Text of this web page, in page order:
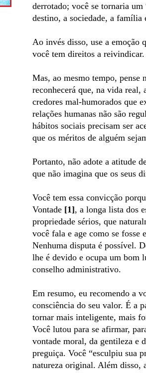
derrotado; você se tornaria um
destino, a sociedade, a família
Ao invés disso, use a emoção
você tem direitos a reivindicar.
Mas, ao mesmo tempo, pense
reconhecerá que, na vida real,
credores mal-humorados que
relações humanas não são
hábitos sociais precisam ser
que os méritos de alguém
Portanto, não adote a atitude
que não imagina que os seus
Você tem essa convicção
Vontade [1], a longa lista dos
propriedade sérios, que
você fala e age como se fosse
Nenhuma disputa é possível.
lhe é devido e ocupa um bom
conselho administrativo.
Em resumo, eu recomendo a
consciência do seu valor. É a
tornar mais inteligente, mais
Você lutou para se afirmar,
vontade moral, da gentileza e
preguiça. Você “esculpiu sua
natureza original. Além disso,